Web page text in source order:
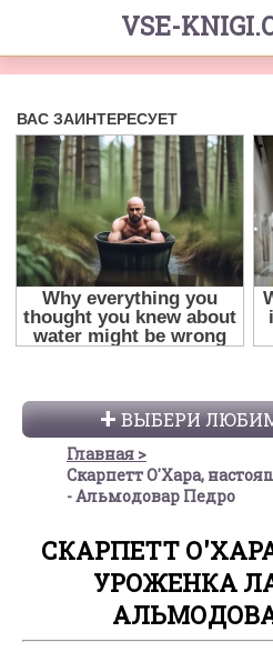
VSE-
ВЫБЕРИ
Главная
Скарпетт О'Хара,
- Альмодовар Педро
СКАРПЕТТ
УРОЖЕНКА